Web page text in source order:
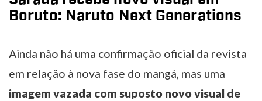
Boruto: Naruto Next Generations
Ainda não há uma confirmação oficial da revista
em relação à nova fase do mangá, mas uma
imagem vazada com suposto novo visual de